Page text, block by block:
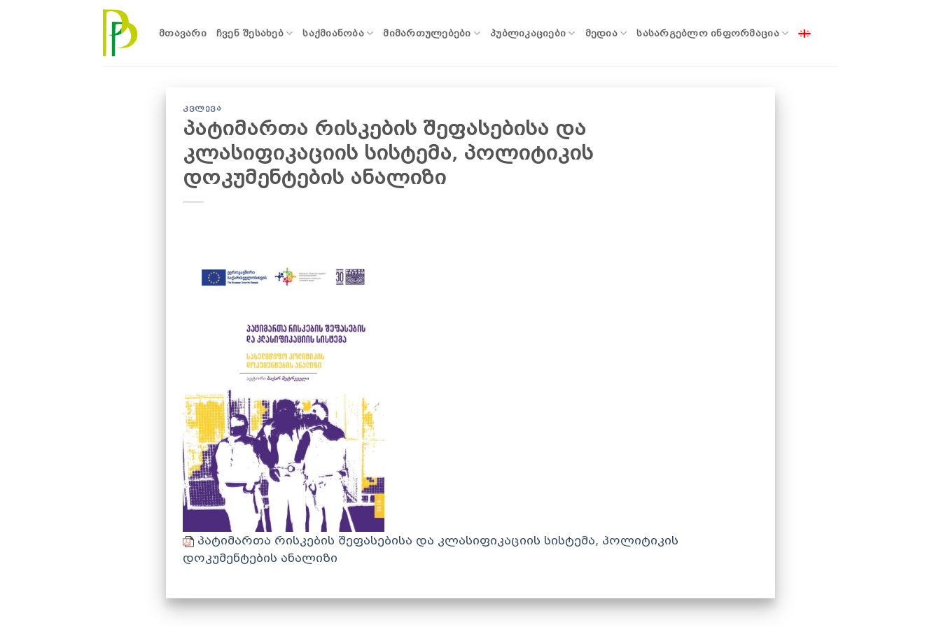
ᲛᲗᲐᲕᲐᲠᲘ ᲩᲕᲔᲜ ᲨᲔᲡᲐᲮᲔᲑ ᲡᲐᲥᲛᲘᲐᲜᲝᲑᲐ ᲛᲘᲛᲐᲠᲗᲣᲚᲔᲑᲔᲑᲘ ᲞᲣᲑᲚᲘᲙᲐᲪᲘᲔᲑᲘ ᲛᲔᲓᲘᲐ ᲡᲐᲡᲐᲠᲒᲔᲑᲚᲝ ᲘᲜᲤᲝᲠᲛᲐᲪᲘᲐ
ᲙᲕᲚᲔᲕᲐ
პატიმართა რისკების შეფასებისა და
კლასიფიკაციის სისტემა, პოლიტიკის
დოკუმენტების ანალიზი
პატიმართა რისკების შეფასებისა და კლასიფიკაციის სისტემა, პოლიტიკის
დოკუმენტების ანალიზი